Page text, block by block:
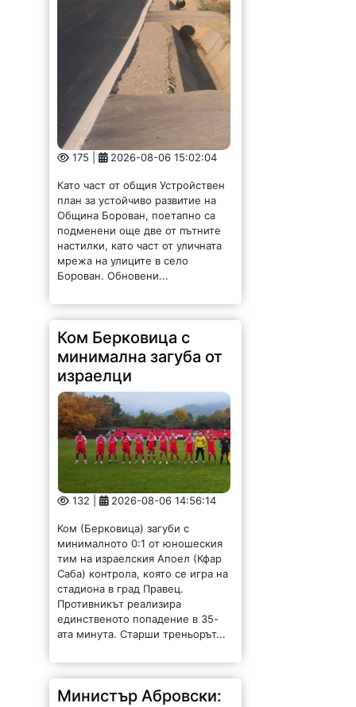
175 | 2026-08-06 15:02:04
Като част от общия Устройствен
план за устойчиво развитие на
Община Борован, поетапно са
подменени още две от пътните
настилки, като част от уличната
мрежа на улиците в село
Борован. Обновени...
Ком Берковица с
минимална загуба от
израелци
132 | 2026-08-06 14:56:14
Ком (Берковица) загуби с
минималното 0:1 от юношеския
тим на израелския Апоел (Кфар
Саба) контрола, която се игра на
стадиона в град Правец.
Противникът реализира
единственото попадение в 35-
ата минута. Старши треньорът...
Министър Абровски: